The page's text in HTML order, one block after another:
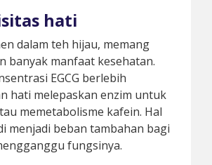
hati
dalam teh hijau, memang
banyak manfaat kesehatan.
EGCG berlebih
hati melepaskan enzim untuk
memetabolisme kafein. Hal
menjadi beban tambahan bagi
fungsinya.